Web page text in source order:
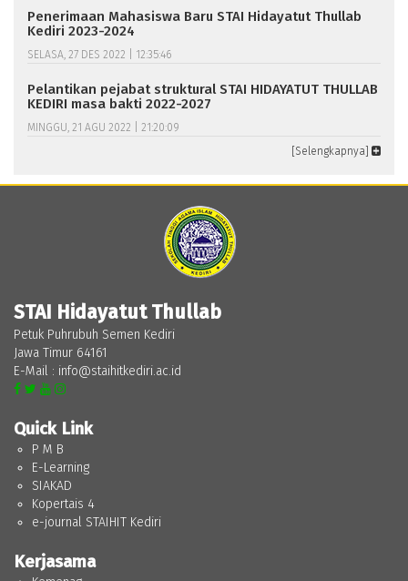
Penerimaan Mahasiswa Baru STAI Hidayatut Thullab
Kediri 2023-2024
SELASA, 27 DES 2022 | 12:35:46
Pelantikan pejabat struktural STAI HIDAYATUT THULLAB
KEDIRI masa bakti 2022-2027
MINGGU, 21 AGU 2022 | 21:20:09
[Selengkapnya]
STAI Hidayatut Thullab
Petuk Puhrubuh Semen Kediri
Jawa Timur 64161
E-Mail : info@staihitkediri.ac.id
Quick Link
P M B
E-Learning
SIAKAD
Kopertais 4
e-journal STAIHIT Kediri
Kerjasama